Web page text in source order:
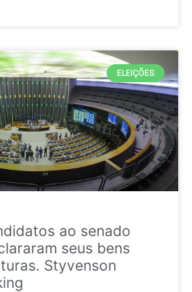
ELEIÇÕES
ao senado
seus bens
Styvenson